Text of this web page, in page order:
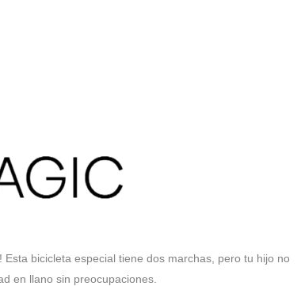
bicicleta especial tiene dos marchas, pero tu hijo no
en llano sin preocupaciones.